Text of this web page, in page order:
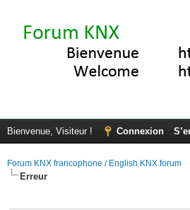
Bienvenue, Visiteur ! Connexion
Forum KNX francophone / English KNX forum
Erreur